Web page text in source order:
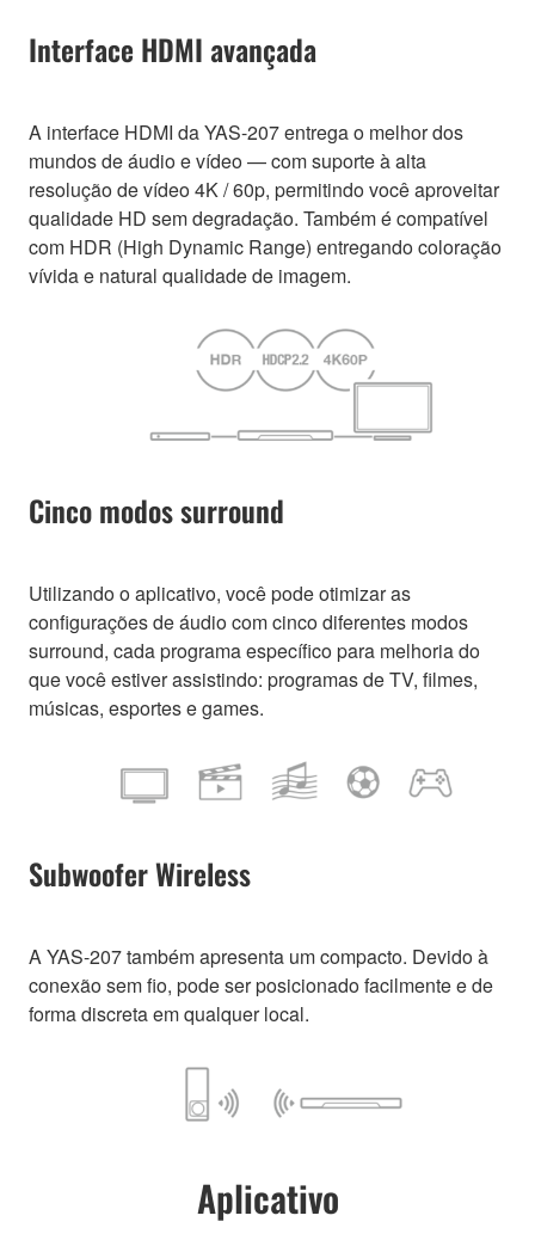
Interface HDMI avançada
A interface HDMI da YAS-207 entrega o melhor dos
mundos de áudio e vídeo — com suporte à alta
resolução de vídeo 4K / 60p, permitindo você aproveitar
qualidade HD sem degradação. Também é compatível
com HDR (High Dynamic Range) entregando coloração
vívida e natural qualidade de imagem.
Cinco modos surround
Utilizando o aplicativo, você pode otimizar as
configurações de áudio com cinco diferentes modos
surround, cada programa específico para melhoria do
que você estiver assistindo: programas de TV, filmes,
músicas, esportes e games.
Subwoofer Wireless
A YAS-207 também apresenta um compacto. Devido à
conexão sem fio, pode ser posicionado facilmente e de
forma discreta em qualquer local.
Aplicativo